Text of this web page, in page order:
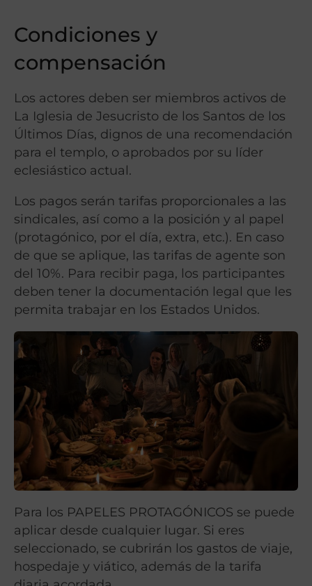
Condiciones y
compensación
Los actores deben ser miembros activos de
La Iglesia de Jesucristo de los Santos de los
Últimos Días, dignos de una recomendación
para el templo, o aprobados por su líder
eclesiástico actual.
Los pagos serán tarifas proporcionales a las
sindicales, así como a la posición y al papel
(protagónico, por el día, extra, etc.). En caso
de que se aplique, las tarifas de agente son
del 10%. Para recibir paga, los participantes
deben tener la documentación legal que les
permita trabajar en los Estados Unidos.
Para los PAPELES PROTAGÓNICOS se puede
aplicar desde cualquier lugar. Si eres
seleccionado, se cubrirán los gastos de viaje,
hospedaje y viático, además de la tarifa